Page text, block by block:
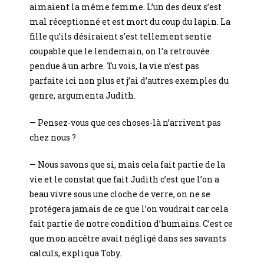
aimaient la même femme. L’un des deux s’est
mal réceptionné et est mort du coup du lapin. La
fille qu’ils désiraient s’est tellement sentie
coupable que le lendemain, on l’a retrouvée
pendue à un arbre. Tu vois, la vie n’est pas
parfaite ici non plus et j’ai d’autres exemples du
genre, argumenta Judith.
— Pensez-vous que ces choses-là n’arrivent pas
chez nous ?
— Nous savons que si, mais cela fait partie de la
vie et le constat que fait Judith c’est que l’on a
beau vivre sous une cloche de verre, on ne se
protégera jamais de ce que l’on voudrait car cela
fait partie de notre condition d’humains. C’est ce
que mon ancêtre avait négligé dans ses savants
calculs, expliqua Toby.